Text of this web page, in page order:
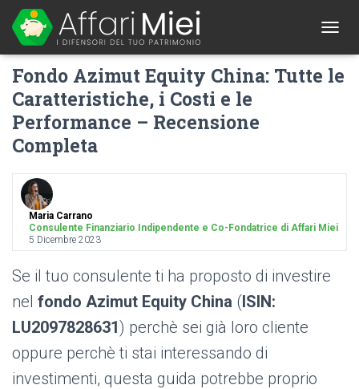
O
G
G
I
O
Fondo Azimut Equity China: Tutte le
Caratteristiche, i Costi e le
Performance – Recensione
Completa
Maria Carrano
Consulente Finanziario Indipendente e Co-Fondatrice di Affari Miei
5 Dicembre 2023
Se il tuo consulente ti ha proposto di investire
nel fondo Azimut Equity China (ISIN:
LU2097828631) perchè sei già loro cliente
oppure perchè ti stai interessando di
investimenti, questa guida potrebbe proprio